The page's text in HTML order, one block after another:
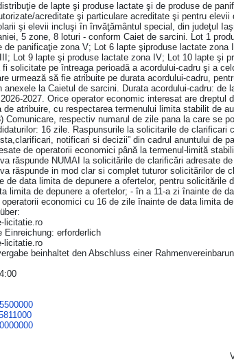
de lapte şi produse lactate şi de produse de
acreditate şi particulare acreditate şi pentru
şi elevii incluşi în învăţământul special, din judeţul
5 zone, 8 loturi - conform Caiet de sarcini. Lot 1
de panificaţie zona V; Lot 6 lapte şiproduse lactate
Lot 9 lapte şi produse lactate zona IV; Lot 10 lapte şi
fi solicitate pe întreaga perioadă a acordului-cadru şi a
urmează să fie atribuite pe durata acordului-cadru,
anexele la Caietul de sarcini. Durata acordului-cadru: de
2027. Orice operator economic interesat are
de atribuire, cu respectarea termenului limita stabilit de
Comunicare, respectiv numarul de zile pana la care se
16 zile. Raspunsurile la solicitarile de
notificari si decizii” din cadrul anuntului de
de operatorii economici până la termenul-limită
răspunde NUMAI la solicitările de clarificări adresate
răspunde in mod clar si complet tuturor solicitărilor de
de data limita de depunere a ofertelor, pentru
limita de depunere a ofertelor; - în a 11-a zi înainte de
economici cu 16 de zile înainte de data limita
licitatie.ro
Einreichung: erforderlich
licitatie.ro
beinhaltet den Abschluss einer